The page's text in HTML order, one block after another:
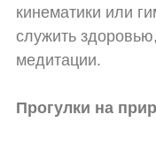
кинематики или
служить
медитации.
Прогулки на